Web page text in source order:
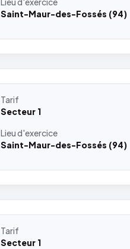
Saint-Maur-des-Fossés (94)
Tarif
Secteur 1
Lieud'exercice
Saint-Maur-des-Fossés (94)
Tarif
Secteur 1